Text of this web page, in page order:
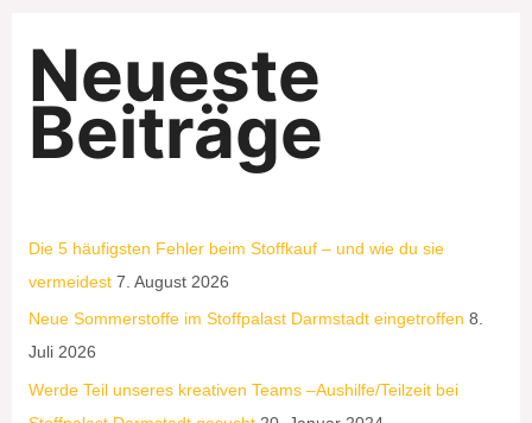
Neueste
Beiträge
Die 5 häufigsten Fehler beim Stoffkauf – und wie du sie
vermeidest 7. August 2026
Neue Sommerstoffe im Stoffpalast Darmstadt eingetroffen 8.
Juli 2026
Werde Teil unseres kreativen Teams –Aushilfe/Teilzeit bei